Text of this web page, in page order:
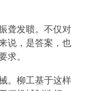
发聩。不仅对
说，是答案，也
求。
柳工基于这样